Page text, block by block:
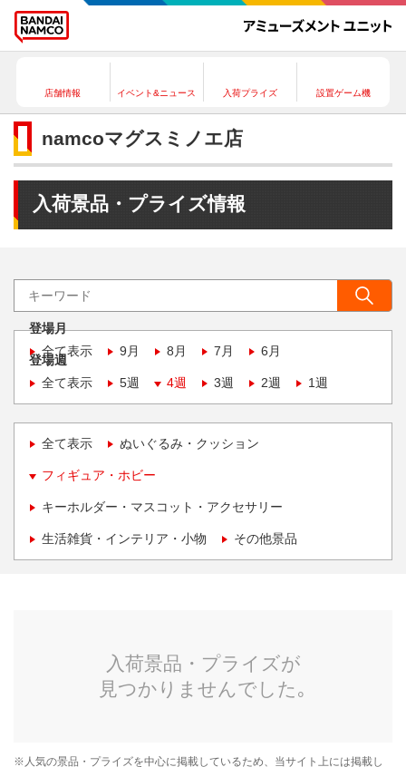
店舗情報 イベント&ニュース 入荷プライズ 設置ゲーム機
namcoマグスミノエ店
入荷景品・プライズ情報
登場月
全て表示
9月 8月 7月 6月
登場週
全て表示
5週 4週 3週 2週 1週
全て表示 ぬいぐるみ・クッション
フィギュア・ホビー
キーホルダー・マスコット・アクセサリー
生活雑貨・インテリア・小物 その他景品